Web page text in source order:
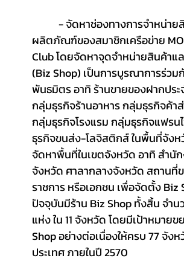
ผลิตภัณฑ์ของสมาชิกเครือข่าย
Club โดยจัดหาจุดจำหน่ายสินค้า
(Biz Shop) เป็นการบูรณาการร่วม
พันธมิตร อาทิ ร้านขายของฝากปร
กลุ่มธุรกิจร้านอาหาร กลุ่มธุรกิจค้า
กลุ่มธุรกิจโรงแรม กลุ่มธุรกิจแฟรน
ธุรกิจขนส่ง-โลจิสติกส์ ในพื้นที่จังห
จัดหาพื้นที่ในเขตจังหวัด อาทิ สำ
จังหวัด ศาลากลางจังหวัด สถานที่
ราชการ หรือเอกชน เพื่อจัดตั้ง Biz
ปัจจุบันมีร้าน Biz Shop ทั้งสิ้น จำน
แห่ง ใน 11 จังหวัด โดยมีเป้าหมาย
Shop อย่างต่อเนื่องให้ครบ 77 จัง
ประเทศ ภายในปี 2570